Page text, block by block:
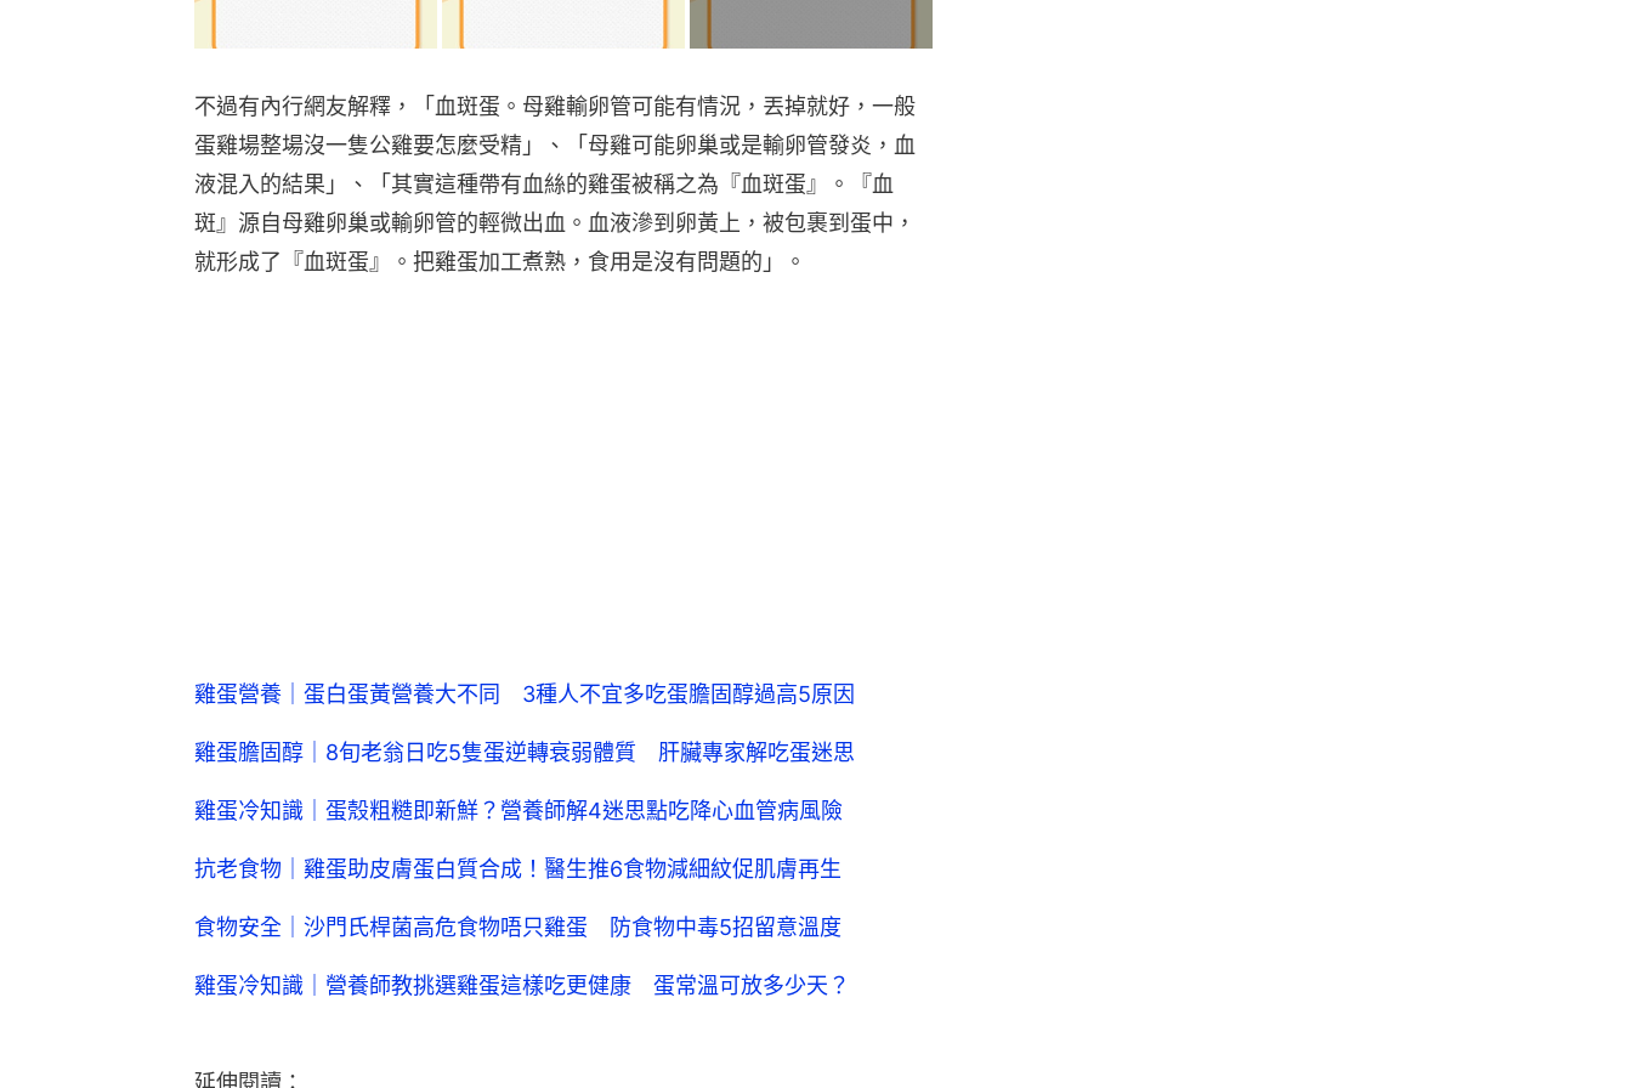
不過有內行網友解釋，「血斑蛋。母雞輸卵管可能有情況，丟掉就好，一般
蛋雞場整場沒一隻公雞要怎麼受精」、「母雞可能卵巢或是輸卵管發炎，血
液混入的結果」、「其實這種帶有血絲的雞蛋被稱之為『血斑蛋』。『血
斑』源自母雞卵巢或輸卵管的輕微出血。血液滲到卵黃上，被包裹到蛋中，
就形成了『血斑蛋』。把雞蛋加工煮熟，食用是沒有問題的」。
雞蛋營養｜蛋白蛋黃營養大不同 3種人不宜多吃蛋膽固醇過高5原因
雞蛋膽固醇｜8旬老翁日吃5隻蛋逆轉衰弱體質 肝臟專家解吃蛋迷思
雞蛋冷知識｜蛋殼粗糙即新鮮？營養師解4迷思點吃降心血管病風險
抗老食物｜雞蛋助皮膚蛋白質合成！醫生推6食物減細紋促肌膚再生
食物安全｜沙門氏桿菌高危食物唔只雞蛋 防食物中毒5招留意溫度
雞蛋冷知識｜營養師教挑選雞蛋這樣吃更健康 蛋常溫可放多少天？
延伸閱讀：